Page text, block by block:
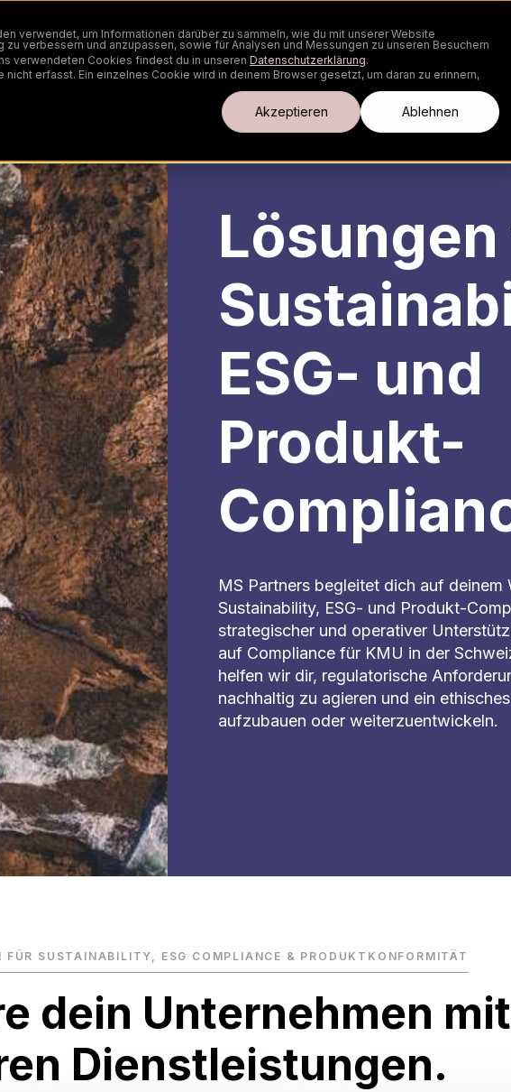
verwendet, um Informationen darüber zu sammeln, wie du mit unserer Website
verbessern und anzupassen, sowie für Analysen und Messungen zu unseren Besuchern
verwendeten Cookies findest du in unseren Datenschutzerklärung.
erfasst. Ein einzelnes Cookie wird in deinem Browser gesetzt, um daran zu erinnern,
Akzeptieren Ablehnen
CRM ESG Compliance & Sustainability Über uns
ESG- und
Produkt-
MS Partners begleitet dich auf deinem
Sustainability, ESG- und Produkt-
strategischer und operativer
auf Compliance für KMU in der
helfen wir dir, regulatorische
nachhaltig zu agieren und ein
aufzubauen oder weiterzuentwickeln.
FÜR SUSTAINABILITY, ESG COMPLIANCE & PRODUKTKONFORMITÄT
dein Unternehmen mit
Dienstleistungen.